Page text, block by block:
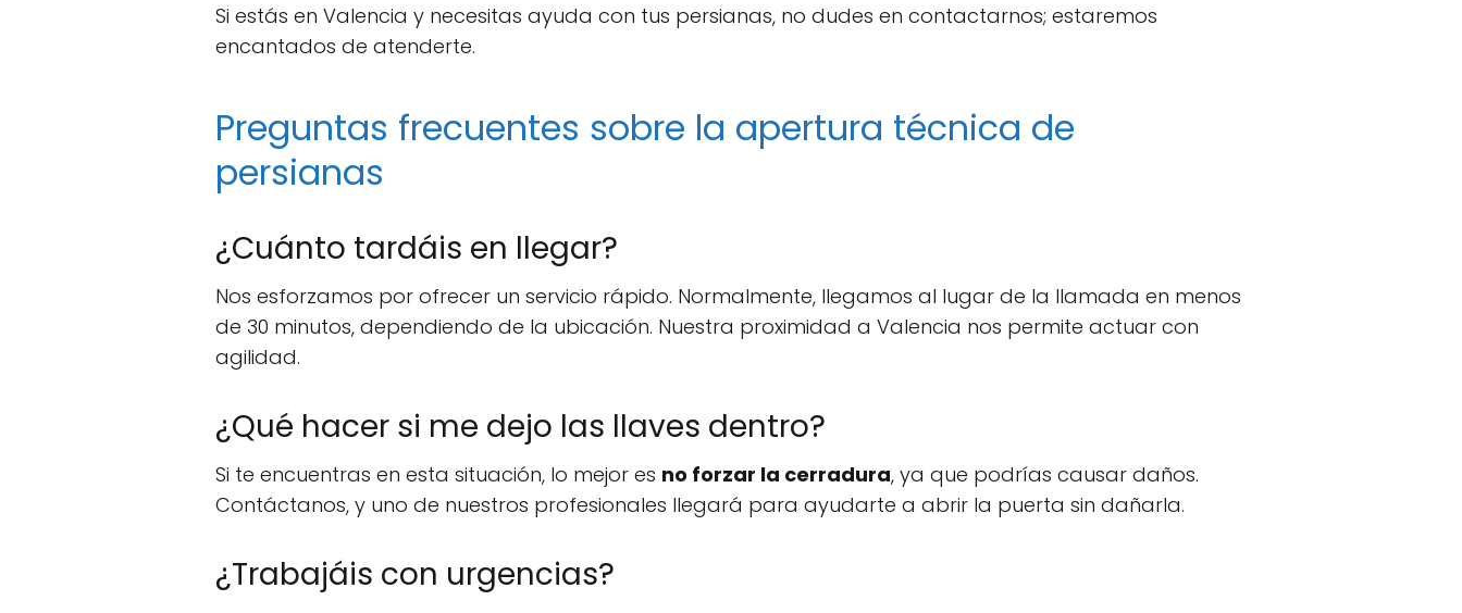
Si estás en Valencia y necesitas ayuda con tus persianas, no dudes en contactarnos; estaremos
encantados de atenderte.
Preguntas frecuentes sobre la apertura técnica de
persianas
¿Cuánto tardáis en llegar?
Nos esforzamos por ofrecer un servicio rápido. Normalmente, llegamos al lugar de la llamada en menos
de 30 minutos, dependiendo de la ubicación. Nuestra proximidad a Valencia nos permite actuar con
agilidad.
¿Qué hacer si me dejo las llaves dentro?
Si te encuentras en esta situación, lo mejor es no forzar la cerradura, ya que podrías causar daños.
Contáctanos, y uno de nuestros profesionales llegará para ayudarte a abrir la puerta sin dañarla.
¿Trabajáis con urgencias?